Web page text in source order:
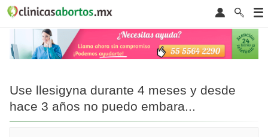
Use llesigyna durante 4 meses y desde
hace 3 años no puedo embara...